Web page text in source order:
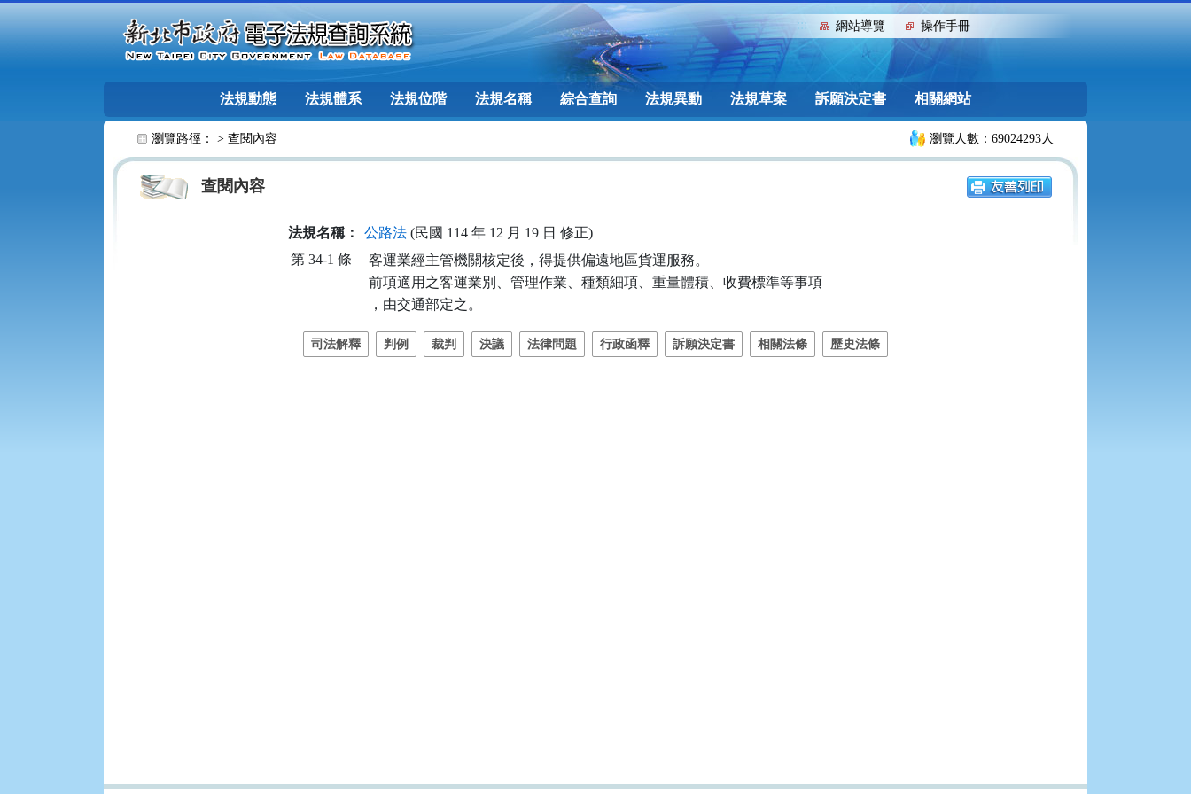
::: 網站導覽 操作手冊
法規動態 法規體系 法規位階 法規名稱 綜合查詢 法規異動 法規草案 訴願決定書 相關網站
瀏覽路徑： > 查閱內容 瀏覽人數：69024293人
查閱內容
法規名稱： 公路法(民國 114 年 12 月 19 日 修正)
第 34-1 條
客運業經主管機關核定後，得提供偏遠地區貨運服務。
前項適用之客運業別、管理作業、種類細項、重量體積、收費標準等事項
，由交通部定之。
司法解釋 判例 裁判 決議 法律問題 行政函釋 訴願決定書 相關法條 歷史法條